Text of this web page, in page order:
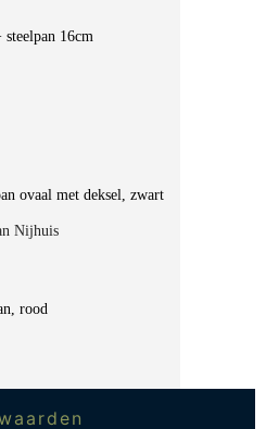
16cm
ovaal met deksel, zwart
Nijhuis
rood